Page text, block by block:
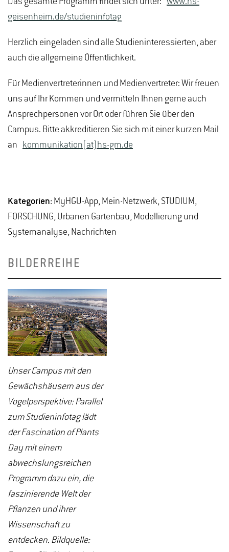
geisenheim.de/studieninfotag
Herzlich eingeladen sind alle Studieninteressierten, aber
auch die allgemeine Öffentlichkeit.
Für Medienvertreterinnen und Medienvertreter: Wir freuen
uns auf Ihr Kommen und vermitteln Ihnen gerne auch
Ansprechpersonen vor Ort oder führen Sie über den
Campus. Bitte akkreditieren Sie sich mit einer kurzen Mail
an kommunikation(at)hs-gm.de
Kategorien: MyHGU-App, Mein-Netzwerk, STUDIUM,
FORSCHUNG, Urbanen Gartenbau, Modellierung und
Systemanalyse, Nachrichten
BILDERREIHE
Unser Campus mit den
Gewächshäusern aus der
Vogelperspektive: Parallel
zum Studieninfotag lädt
der Fascination of Plants
Day mit einem
abwechslungsreichen
Programm dazu ein, die
faszinierende Welt der
Pflanzen und ihrer
Wissenschaft zu
entdecken. Bildquelle: